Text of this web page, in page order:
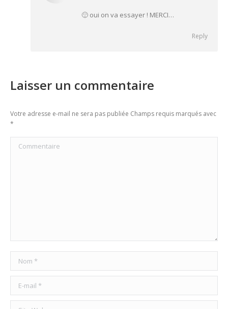
🙂 oui on va essayer ! MERCI…
Reply
Laisser un commentaire
Votre adresse e-mail ne sera pas publiée Champs requis marqués avec
*
Commentaire
Nom *
E-mail *
Site Web